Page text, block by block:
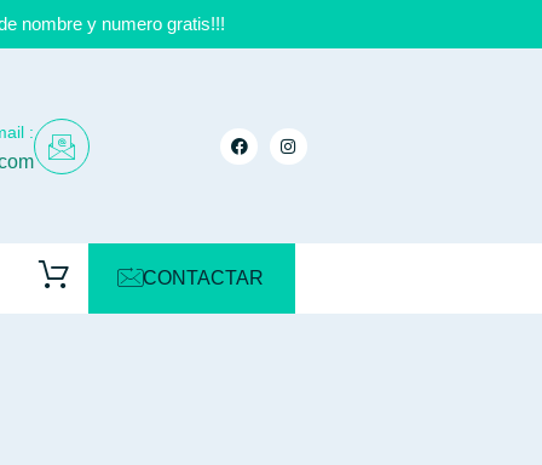
nombre y numero gratis!!!
:
CONTACTAR